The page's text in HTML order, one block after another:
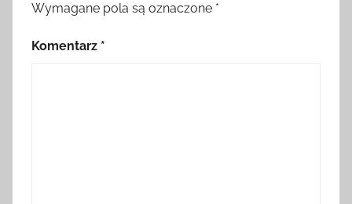
Wymagane pola są oznaczone *
Komentarz *